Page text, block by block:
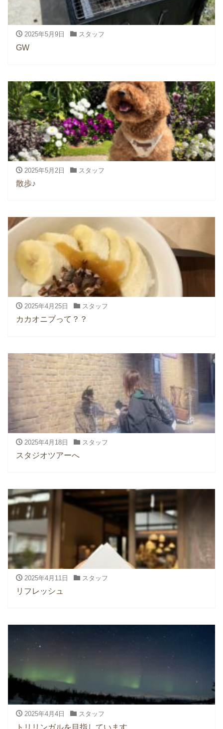
2025年5月9日 スタッフ
GW
2025年5月2日 スタッフ
散歩♪
2025年4月25日 スタッフ
カカオニブって？？
2025年4月18日 スタッフ
スタジオツアーへ
2025年4月11日 スタッフ
リフレッシュ
2025年4月4日 スタッフ
トリリンガルを目指しています